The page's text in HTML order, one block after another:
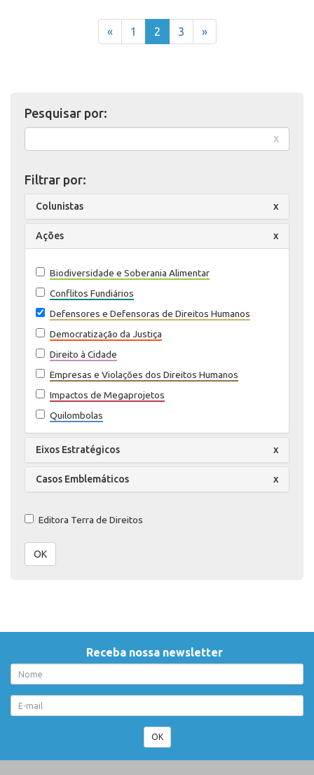
« 1 2 3 »
Pesquisar por:
x
Filtrar por:
Colunistas x
Ações x
Biodiversidade e Soberania Alimentar
Conflitos Fundiários
Defensores e Defensoras de Direitos Humanos
Democratização da Justiça
Direito à Cidade
Empresas e Violações dos Direitos Humanos
Impactos de Megaprojetos
Quilombolas
Eixos Estratégicos x
Casos Emblemáticos x
Editora Terra de Direitos
OK
Receba nossa newsletter
OK